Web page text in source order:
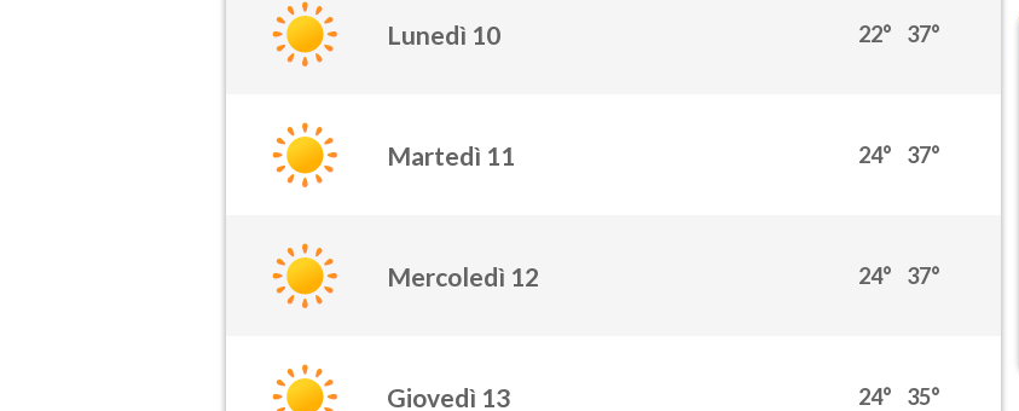
Lunedì 10 22° 37°
Martedì 11 24° 37°
Mercoledì 12 24° 37°
Giovedì 13 24° 35°